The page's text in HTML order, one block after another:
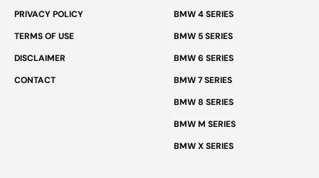
PRIVACY POLICY
TERMS OF USE
DISCLAIMER
CONTACT
BMW 4 SERIES
BMW 5 SERIES
BMW 6 SERIES
BMW 7 SERIES
BMW 8 SERIES
BMW M SERIES
BMW X SERIES